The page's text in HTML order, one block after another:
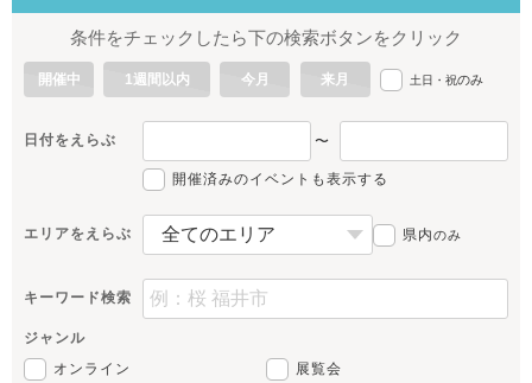
条件をチェックしたら下の検索ボタンをクリック
開催中 1週間以内 今月 来月 土日・祝のみ
日付をえらぶ 〜
開催済みのイベントも表示する
エリアをえらぶ 県内のみ
キーワード検索
ジャンル
オンライン
展覧会